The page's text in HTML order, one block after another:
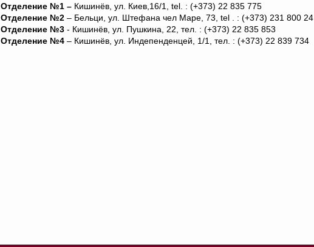
Отделение №1 – Кишинёв, ул. Киев,16/1, tel. : (+373) 22 835 775
Отделение №2 – Бельци, ул. Штефана чел Маре, 73, tel . : (+373) 231 800 24
Отделение №3 - Кишинёв, ул. Пушкина, 22, тел. : (+373) 22 835 853
Отделение №4 – Кишинёв, ул. Индепенденцей, 1/1, тел. : (+373) 22 839 734